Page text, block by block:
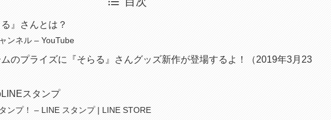
』さんとは？
ンネル – YouTube
のプライズに『そらる』さんグッズ新作が登場するよ！（2019年3月23
スタンプ
ンプ！ – LINE スタンプ | LINE STORE